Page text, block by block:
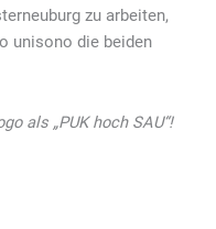
zu arbeiten,
unisono die beiden
als „PUK hoch SAU“!